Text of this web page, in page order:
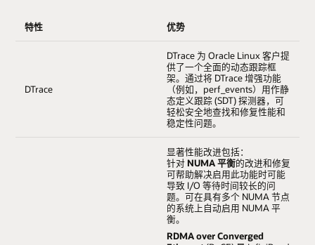
和硬件以及广泛的合作伙伴生态系统提供强大支持，推进上
Oracle 通过有选择地将最新的开源 Linux 功能集成到 UEK
中，同时仍提供与 Red Hat Compatible Kernel 的应用二进制
兼容性，可轻松运行苛刻的云和企业工作负载，而不会损害
稳定性和安全性。我们测试了我们的所有本地部署软件并在
足您当前和未来工作负载的需求。
特性 优势
DTrace
DTrace 为 Oracle Linux 客户提
供了一个全面的动态跟踪框
架。通过将 DTrace 增强功能
（例如，perf_events）用作静
态定义跟踪 (SDT) 探测器，可
轻松安全地查找和修复性能和
稳定性问题。
显著性能改进包括：
针对 NUMA 平衡的改进和修复
可帮助解决启用此功能时可能
导致 I/O 等待时间较长的问
题。可在具有多个 NUMA 节点
的系统上自动启用 NUMA 平
衡。
RDMA over Converged